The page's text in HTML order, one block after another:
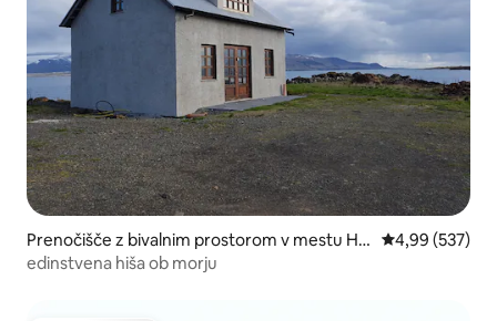
Prenočišče z bivalnim prostorom v mestu Hv
alfjörður
Povprečna
4,99 (537)
edinstvena hiša ob morju